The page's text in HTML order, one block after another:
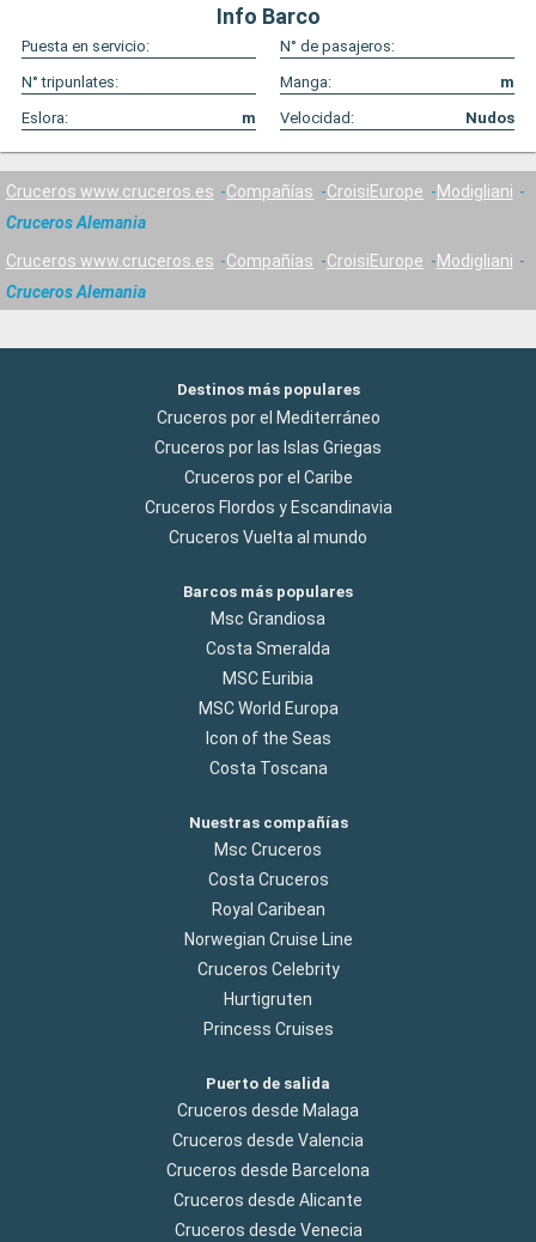
Info Barco
Puesta en servicio:
N° de pasajeros:
N° tripunlates:
Manga:
m
Eslora:
m Velocidad: Nudos
Cruceros www.cruceros.es Compañías CroisiEurope
Modigliani
Cruceros Alemania
Cruceros www.cruceros.es Compañías CroisiEurope
Modigliani
Cruceros Alemania
Destinos más populares
Cruceros por el Mediterráneo
Cruceros por las Islas Griegas
Cruceros por el Caribe
Cruceros Flordos y Escandinavia
Cruceros Vuelta al mundo
Barcos más populares
Msc Grandiosa
Costa Smeralda
MSC Euribia
MSC World Europa
Icon of the Seas
Costa Toscana
Nuestras compañías
Msc Cruceros
Costa Cruceros
Royal Caribean
Norwegian Cruise Line
Cruceros Celebrity
Hurtigruten
Princess Cruises
Puerto de salida
Cruceros desde Malaga
Cruceros desde Valencia
Cruceros desde Barcelona
Cruceros desde Alicante
Cruceros desde Venecia